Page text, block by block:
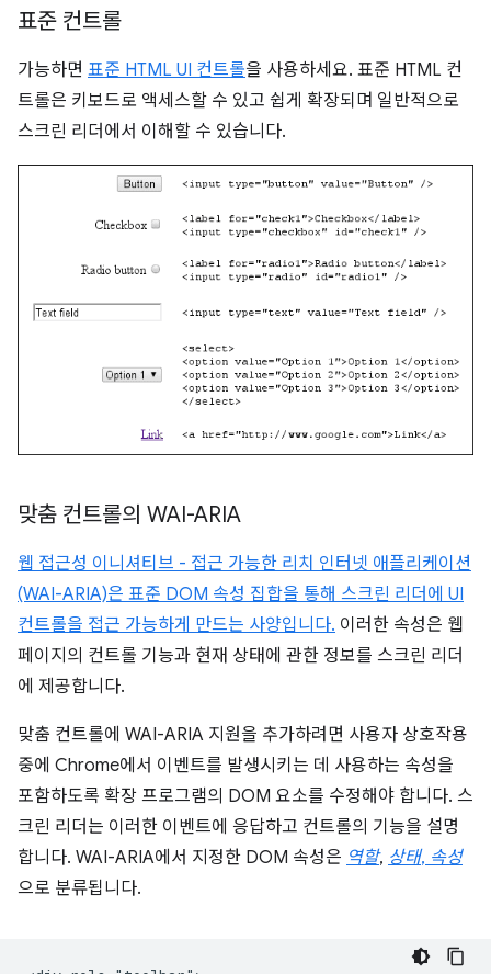
표준 컨트롤
가능하면 표준 HTML UI 컨트롤을 사용하세요. 표준 HTML 컨
트롤은 키보드로 액세스할 수 있고 쉽게 확장되며 일반적으로
스크린 리더에서 이해할 수 있습니다.
맞춤 컨트롤의 WAI-ARIA
웹 접근성 이니셔티브 - 접근 가능한 리치 인터넷 애플리케이션
(WAI-ARIA)은 표준 DOM 속성 집합을 통해 스크린 리더에 UI
컨트롤을 접근 가능하게 만드는 사양입니다. 이러한 속성은 웹
페이지의 컨트롤 기능과 현재 상태에 관한 정보를 스크린 리더
에 제공합니다.
맞춤 컨트롤에 WAI-ARIA 지원을 추가하려면 사용자 상호작용
중에 Chrome에서 이벤트를 발생시키는 데 사용하는 속성을
포함하도록 확장 프로그램의 DOM 요소를 수정해야 합니다. 스
크린 리더는 이러한 이벤트에 응답하고 컨트롤의 기능을 설명
합니다. WAI-ARIA에서 지정한 DOM 속성은 역할, 상태, 속성
으로 분류됩니다.